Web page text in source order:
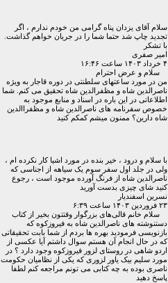
سلام آقای یزدان پناه گرامی من خودم ندارم ، اگر
تجدید چاپ شد حتما شما را در جریان خواهم گذاشت.
با تشکر
امیر صفری
۴ خرداد ۱۴۰۳ ساعت ۱۶:۴۶
سلام و عرض احترام
من در مورد ساعتهای سلطنتی در دوره قاجار به ویژه
ناصرالدین شاه و مظفرالدین شاه تحقیق می کنم. شما
اطلاعاتی در این باره در اسناد و منابع موجود به
خصوص سفرنامه های ناصرالدین شاه و مظفراالدین
شاه دارین؟ ممنون میشم کمکم کنید
با سلام و درود ، خیر بنده در مورد اشیا کار نکرده ام ،
ولی در جلد اول سفر سوم یک سیاهه از اجناسی که
ناصرالدین شاه از فرنگ آورده موجود است ، رجوع
کنید شای چیزی بدست آورید
نسرین اسفندیار
۲۳ فروردين ۱۴۰۳ ساعت ۶:۳۹
سلام خانم قالی‌های بزرگوار وقتتون بخیر از کتاب
دستنوشته های ناصرالدین شاه به فیروزکوه که
بازنویسی فرمودید بهره ها بردم از شما بابت تحقیقاتی
که در حال انجام آن هستم سوال داشتم آیا عکسی از
اردو شاهی در روستای لزور فیروزکوه وجود دارد ؟ در
مورد سلیم بیک یاور لزوری که یکی از نظامیان حکومت
ناصری بوده به چه کتابی می تونم مراجعه کنم لطفا
پاسخ دهید